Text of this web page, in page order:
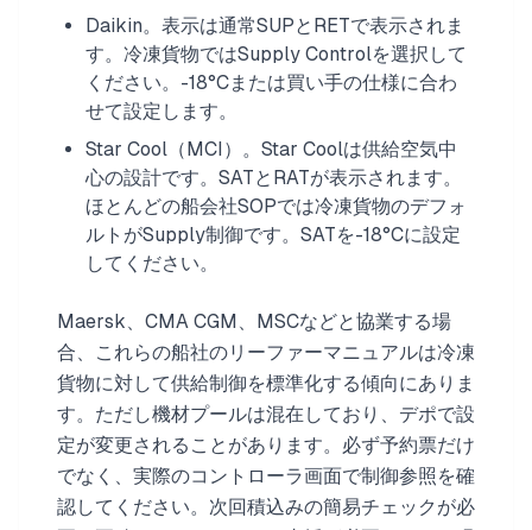
Daikin。表示は通常SUPとRETで表示されま
す。冷凍貨物ではSupply Controlを選択して
ください。-18°Cまたは買い手の仕様に合わ
せて設定します。
Star Cool（MCI）。Star Coolは供給空気中
心の設計です。SATとRATが表示されます。
ほとんどの船会社SOPでは冷凍貨物のデフォ
ルトがSupply制御です。SATを-18°Cに設定
してください。
Maersk、CMA CGM、MSCなどと協業する場
合、これらの船社のリーファーマニュアルは冷凍
貨物に対して供給制御を標準化する傾向にありま
す。ただし機材プールは混在しており、デポで設
定が変更されることがあります。必ず予約票だけ
でなく、実際のコントローラ画面で制御参照を確
認してください。次回積込みの簡易チェックが必